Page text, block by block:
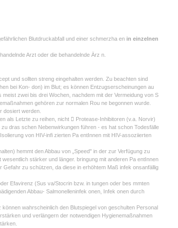
Blutdruckabfall und einer schmerzha en in einzelnen
Arzt oder die behandelnde Ärz n.
und sollten streng eingehalten werden. Zu beachten sind
bei Kon- don) im Blut; es können Entzugserscheinungen au
zwei bis drei Wochen, nachdem mit der Vermeidung von S
gehören zur normalen Rou ne begonnen wurde.
dosiert werden.
als Letzte zu reihen, nicht  Protease-Inhibitoren (v.a. Norvir)
dras schen Nebenwirkungen führen - es hat schon Todesfälle
von HIV-infi zierten Pa entInnen mit HIV-assoziierten
hemmt den Abbau von „Speed" in der zur Verfügung zu
stärker und länger. bringung mit anderen Pa entInnen
Gefahr zu schützen, da diese in erhöhtem Maß infek onsanfällig
Efavirenz (Sus va/Stocrin bzw. in tungen oder bes mmten
Abbau- Salmonelleninfek onen, Infek onen durch
wahrscheinlich den Blutspiegel von geschulten Personal
und verlängern der notwendigen Hygienemaßnahmen